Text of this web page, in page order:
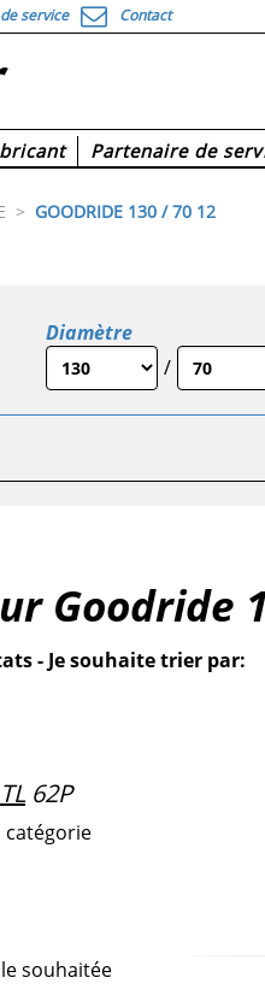
service Contact
Partenaire de
> GOODRIDE 130 / 70 12
Diamètre
/
Goodride
- Je souhaite trier par:
TL62P
catégorie
souhaitée